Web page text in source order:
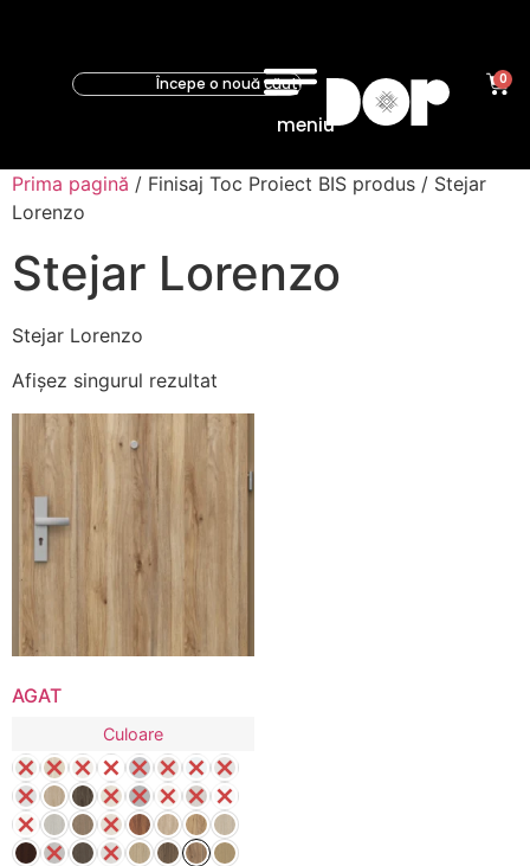
meniu
0
Prima pagină / Finisaj Toc Proiect BIS produs / Stejar
Lorenzo
Stejar Lorenzo
Stejar Lorenzo
Afișez singurul rezultat
AGAT
Culoare